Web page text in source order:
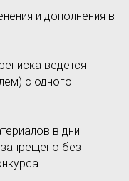
и дополнения в
ведется
с одного
в дни
без